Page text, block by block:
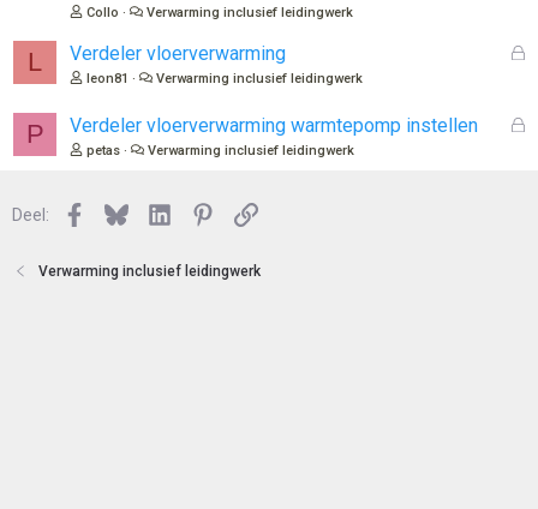
o
Collo Verwarming inclusief leidingwerk
L
G
Verdeler vloerverwarming
leon81 Verwarming inclusief leidingwerk
P
G
Verdeler vloerverwarming warmtepomp instellen
petas Verwarming inclusief leidingwerk
Deel: Facebook
BlueskyLinkedInPinterest
Link
Verwarming inclusief leidingwerk